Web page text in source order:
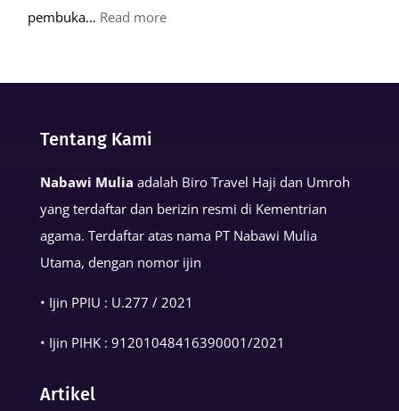
pembuka… Read more:
Muslim
Tentang Kami
Nabawi Mulia adalah Biro Travel Haji dan Umroh
yang terdaftar dan berizin resmi di Kementrian
agama. Terdaftar atas nama PT Nabawi Mulia
Utama, dengan nomor ijin
• Ijin PPIU : U.277 / 2021
• Ijin PIHK : 91201048416390001/2021
Artikel